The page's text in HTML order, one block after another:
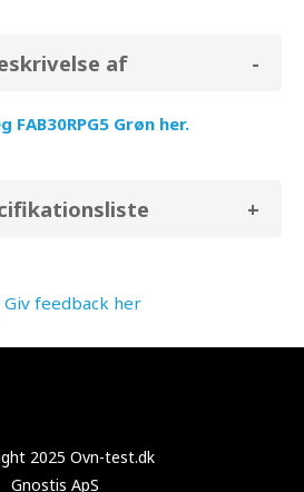
af
FAB30RPG5 Grøn her.
feedback her